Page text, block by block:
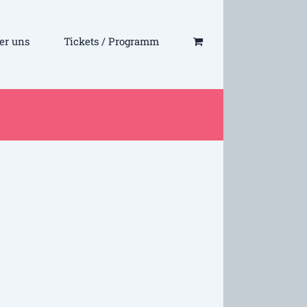
uns Tickets / Programm